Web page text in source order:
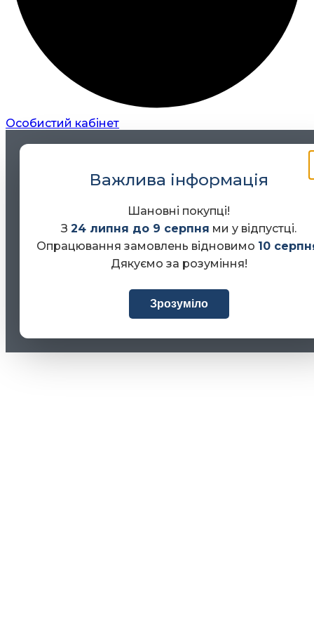
Особистий кабінет
Важлива інформація
Шановні покупці!
З24 липня до 9 серпня ми у відпустці.
Опрацювання замовлень відновимо 10
Дякуємо за розуміння!
Зрозуміло